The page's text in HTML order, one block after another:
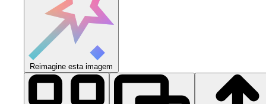
Reimagine esta imagem